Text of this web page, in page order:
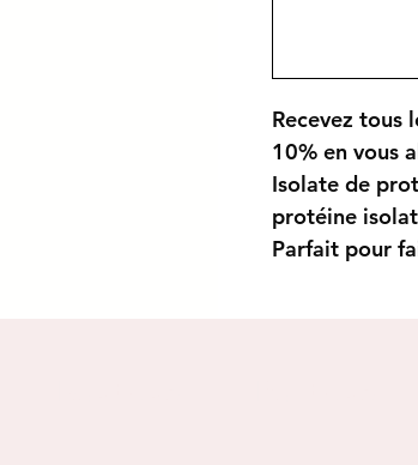
Recevez tous
10% en vous
Isolate de
protéine
Parfait pour